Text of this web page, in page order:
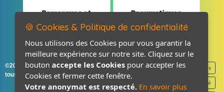
Remorques et
Pneumatiques
©2026-2027 France Accastillage
tous droits réservés
Mentions légales
Politique de confidentialité
🍪 Cookies & Politique de confidentialité
Nous utilisons des Cookies pour vous garantir la
meilleure expérience sur notre site. Cliquez sur le
bouton accepte les Cookies pour accepter les
Cookies et fermer cette fenêtre.
Votre anonymat est respecté. En savoir plus